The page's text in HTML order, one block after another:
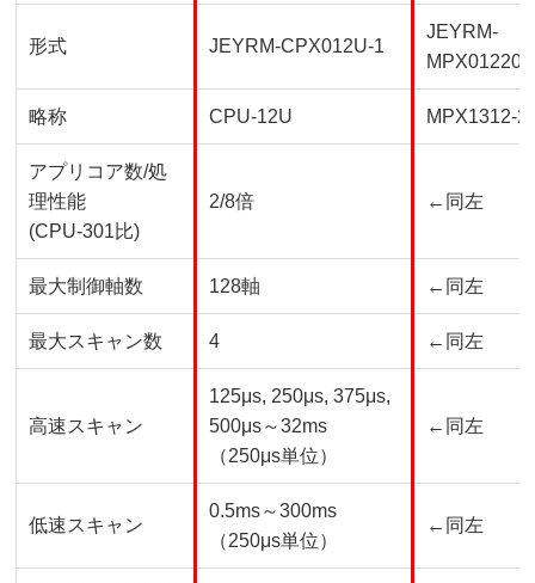
形式 JEYRM-CPX012U-1
JEYRM-
略称 CPU-12U MPX1312-
アプリコア数/処
理性能
(CPU-301比)
2/8倍 ←同左
最大制御軸数 128軸 ←同左
最大スキャン数 4 ←同左
高速スキャン
125μs, 250μs, 375μs,
500μs～32ms
（250μs単位）
←同左
低速スキャン
0.5ms～300ms
（250μs単位）
←同左